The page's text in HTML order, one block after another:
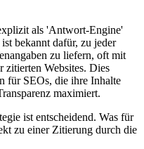
als 'Antwort-Engine'
bekannt dafür, zu jeder
zu liefern, oft mit
zitierten Websites. Dies
für SEOs, die ihre Inhalte
maximiert.
ist entscheidend. Was für
zu einer Zitierung durch die